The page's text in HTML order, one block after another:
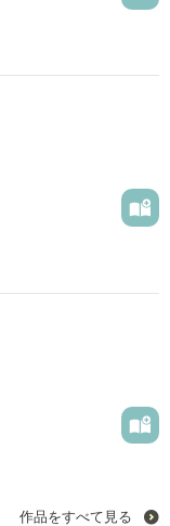
ラスにも在ります
言ο;)
たがあたしを 愛し
作品をすべて見る